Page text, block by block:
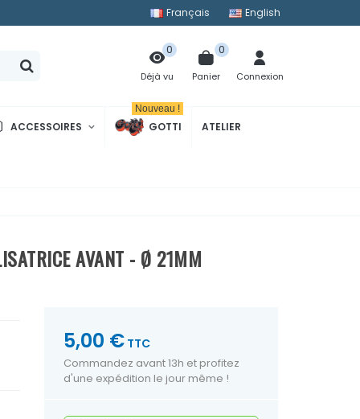
Français English
Déjà vu
0
Panier
0
Connexion
ACCESSOIRES GOTTI
Nouveau !
ATELIER
AVANT - Ø 21MM
5,00 € TTC
Commandez avant 13h et profitez
d'une expédition le jour même !